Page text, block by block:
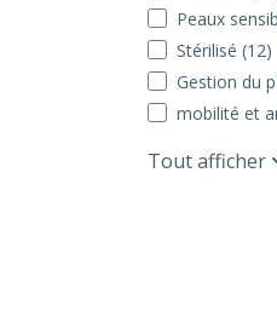
Peaux
Stérilisé (12)
Gestion du
mobilité et
Tout afficher